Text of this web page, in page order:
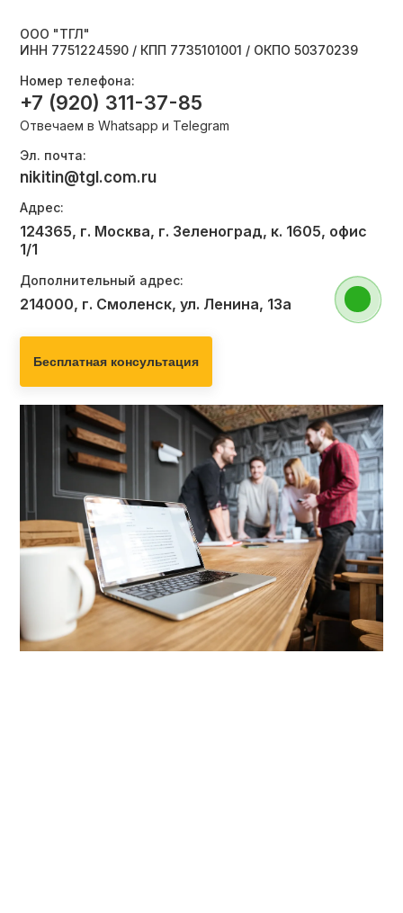
ООО "ТГЛ"
ИНН 7751224590 / КПП 7735101001 / ОКПО 50370239
Номер телефона:
+7 (920) 311-37-85
Отвечаем в Whatsapp и Telegram
Эл. почта:
nikitin@tgl.com.ru
Адрес:
124365, г. Москва, г. Зеленоград, к. 1605, офис
1/1
Дополнительный адрес:
214000, г. Смоленск, ул. Ленина, 13а